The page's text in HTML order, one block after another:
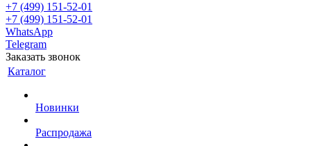
+7 (499) 151-52-01
+7 (499) 151-52-01
WhatsApp
Telegram
Заказать звонок
Каталог
Новинки
Распродажа